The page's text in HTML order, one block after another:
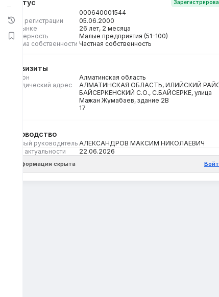
Статус
000640001544
Дата регистрации
05.06.2000
На рынке
26 лет, 2 месяца
Размерность
Малые предприятия (51-100)
Форма собственности Частная собственность
Реквизиты
Регион
Алматинская область
Юридический адрес
АЛМАТИНСКАЯ ОБЛАСТЬ, ИЛИЙСКИЙ
БАЙСЕРКЕНСКИЙ С.О., С.БАЙСЕРКЕ, улица
Мағжан Жұмабаев, здание 2В
17
Руководство
Первый руководитель АЛЕКСАНДРОВ МАКСИМ НИКОЛАЕВИЧ
Дата актуальности
22.06.2026
Информация скрыта